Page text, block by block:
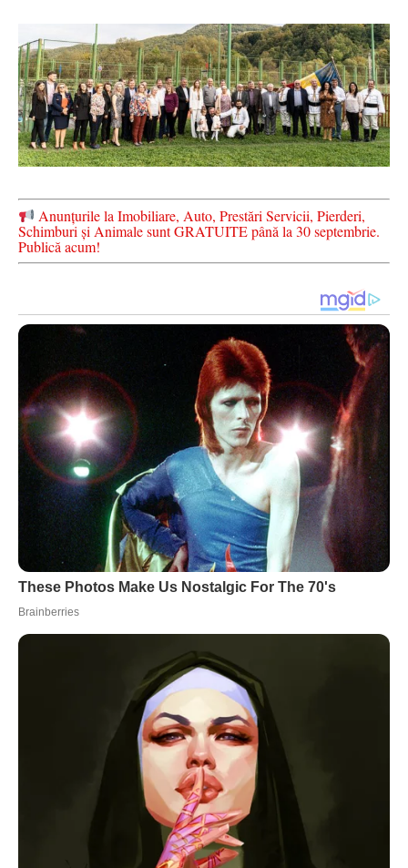
Anunțurile la Imobiliare, Auto, Prestări Servicii, Pierderi,
Schimburi și Animale sunt GRATUITE până la 30 septembrie.
Publică acum!